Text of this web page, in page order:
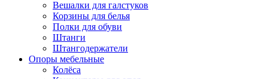
Вешалки для галстуков
Корзины для белья
Полки для обуви
Штанги
Штангодержатели
Опоры мебельные
Колёса